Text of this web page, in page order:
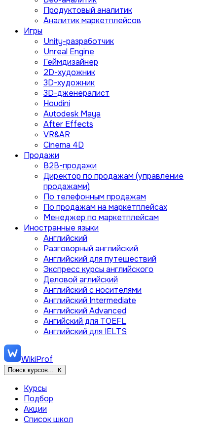
Продуктовый аналитик
Аналитик маркетплейсов
Игры
Unity-разработчик
Unreal Engine
Геймдизайнер
2D-художник
3D-художник
3D-дженералист
Houdini
Autodesk Maya
After Effects
VR&AR
Cinema 4D
Продажи
B2B-продажи
Директор по продажам (управление
продажами)
По телефонным продажам
По продажам на маркетплейсах
Менеджер по маркетплейсам
Иностранные языки
Английский
Разговорный английский
Английский для путешествий
Экспресс курсы английского
Деловой аглийский
Английский с носителями
Английский Intermediate
Английский Advanced
Ангийский для TOEFL
Английский для IELTS
WikiProf
Поиск курсов... K
Курсы
Подбор
Акции
Список школ